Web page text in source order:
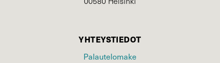
YHTEYSTIEDOT
Palautelomake